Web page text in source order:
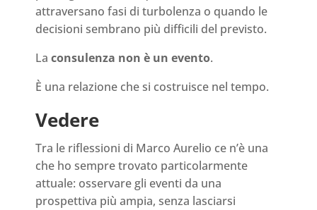
attraversano fasi di turbolenza o quando le
decisioni sembrano più difficili del previsto.
La consulenza non è un evento.
È una relazione che si costruisce nel tempo.
Vedere
Tra le riflessioni di Marco Aurelio ce n’è una
che ho sempre trovato particolarmente
attuale: osservare gli eventi da una
prospettiva più ampia, senza lasciarsi